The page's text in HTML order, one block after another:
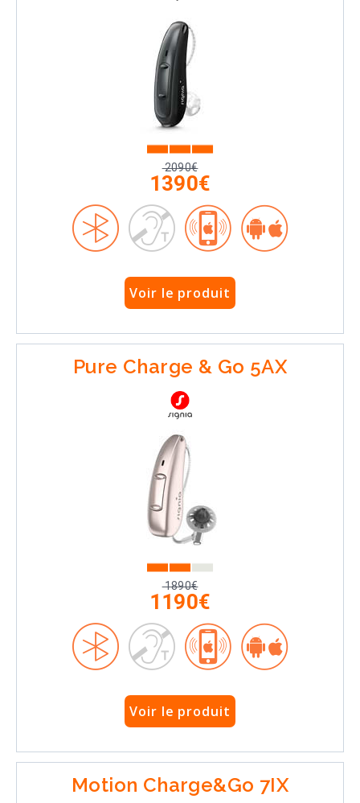
2090€
1390€
Voir le produit
Pure Charge & Go 5AX
1890€
1190€
Voir le produit
Motion Charge&Go 7IX